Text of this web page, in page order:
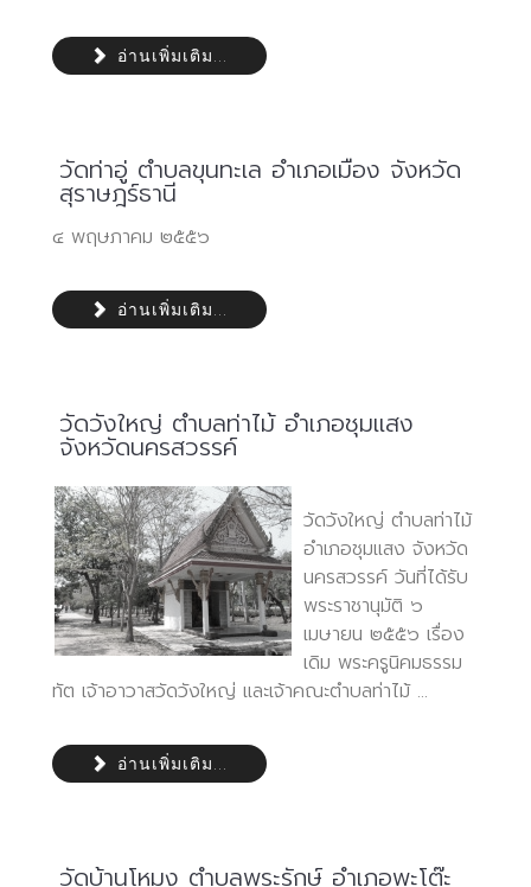
อ่านเพิ่มเติม...
วัดท่าอู่ ตำบลขุนทะเล อำเภอเมือง จังหวัด
สุราษฎร์ธานี
๔ พฤษภาคม ๒๕๕๖
อ่านเพิ่มเติม...
วัดวังใหญ่ ตำบลท่าไม้ อำเภอชุมแสง
จังหวัดนครสวรรค์
วัดวังใหญ่ ตำบลท่าไม้
อำเภอชุมแสง จังหวัด
นครสวรรค์ วันที่ได้รับ
พระราชานุมัติ ๖
เมษายน ๒๕๕๖ เรื่อง
เดิม พระครูนิคมธรรม
ทัต เจ้าอาวาสวัดวังใหญ่ และเจ้าคณะตำบลท่าไม้ ...
อ่านเพิ่มเติม...
วัดบ้านโหมง ตำบลพระรักษ์ อำเภอพะโต๊ะ